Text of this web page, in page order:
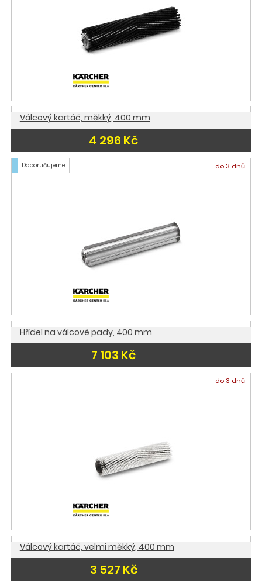
Válcový kartáč, měkký, 400 mm
4 296 Kč
Doporučujeme do 3 dnů
Hřídel na válcové pady, 400 mm
7 103 Kč
do 3 dnů
Válcový kartáč, velmi měkký, 400 mm
3 527 Kč